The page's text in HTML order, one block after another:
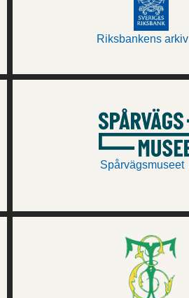
Riksbankens arkiv
Spårvägsmuseet